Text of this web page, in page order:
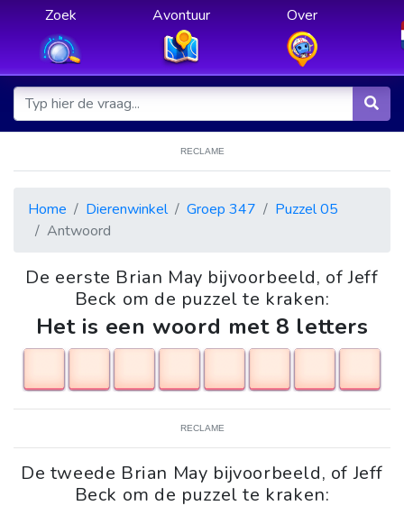
Zoek Avontuur Over
RECLAME
Home Dierenwinkel Groep 347
Puzzel 05
Antwoord
De eerste Brian May bijvoorbeeld, of Jeff
Beck om de puzzel te kraken:
Het is een woord met 8 letters
RECLAME
De tweede Brian May bijvoorbeeld, of Jeff
Beck om de puzzel te kraken: